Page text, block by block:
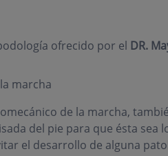
ofrecido por el DR.
marcha
de la marcha,
del pie para que ésta
el desarrollo de alguna